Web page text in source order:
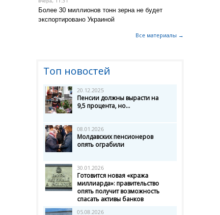
Более 30 миллионов тонн зерна не будет
экспортировано Украиной
Все материалы →
Топ новостей
20.12.2025
Пенсии должны вырасти на
9,5 процента, но...
08.01.2026
Молдавских пенсионеров
опять ограбили
30.01.2026
Готовится новая «кража
миллиарда»: правительство
опять получит возможность
спасать активы банков
05.08.2026